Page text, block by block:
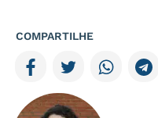
COMPARTILHE